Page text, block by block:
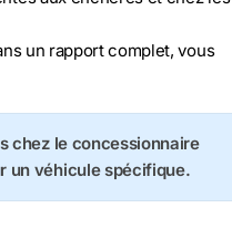
un rapport complet, vous
chez le concessionnaire
un véhicule spécifique.